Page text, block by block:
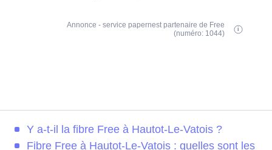
Annonce - service papernest partenaire de Free
(numéro: 1044)
Y a-t-il la fibre Free à Hautot-Le-Vatois ?
Fibre Free à Hautot-Le-Vatois : quelles sont les